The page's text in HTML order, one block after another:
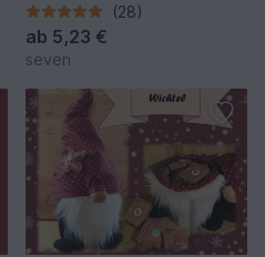
(28)
ab 5,23 €
seven